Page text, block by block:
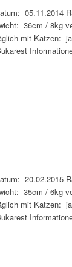
05.11.2014
36cm / 8kg
mit Katzen:
20.02.2015
35cm / 6kg
mit Katzen: